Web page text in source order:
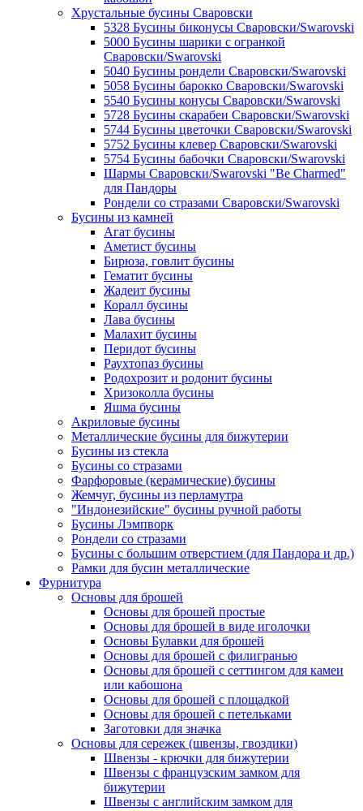
Хрустальные бусины Сваровски
5328 Бусины биконусы Сваровски/Swarovski
5000 Бусины шарики с огранкой
Сваровски/Swarovski
5040 Бусины рондели Сваровски/Swarovski
5058 Бусины барокко Сваровски/Swarovski
5540 Бусины конусы Сваровски/Swarovski
5728 Бусины скарабеи Сваровски/Swarovski
5744 Бусины цветочки Сваровски/Swarovski
5752 Бусины клевер Сваровски/Swarovski
5754 Бусины бабочки Сваровски/Swarovski
Шармы Сваровски/Swarovski "Be Charmed"
для Пандоры
Рондели со стразами Сваровски/Swarovski
Бусины из камней
Агат бусины
Аметист бусины
Бирюза, говлит бусины
Гематит бусины
Жадеит бусины
Коралл бусины
Лава бусины
Малахит бусины
Перидот бусины
Раухтопаз бусины
Родохрозит и родонит бусины
Хризоколла бусины
Яшма бусины
Акриловые бусины
Металлические бусины для бижутерии
Бусины из стекла
Бусины со стразами
Фарфоровые (керамические) бусины
Жемчуг, бусины из перламутра
"Индонезийские" бусины ручной работы
Бусины Лэмпворк
Рондели со стразами
Бусины с большим отверстием (для Пандора и др.)
Рамки для бусин металлические
Фурнитура
Основы для брошей
Основы для брошей простые
Основы для брошей в виде иголочки
Основы Булавки для брошей
Основы для брошей с филигранью
Основы для брошей с сеттингом для камеи
или кабошона
Основы для брошей с площадкой
Основы для брошей с петельками
Заготовки для значка
Основы для сережек (швензы, гвоздики)
Швензы - крючки для бижутерии
Швензы с французским замком для
бижутерии
Швензы с английским замком для